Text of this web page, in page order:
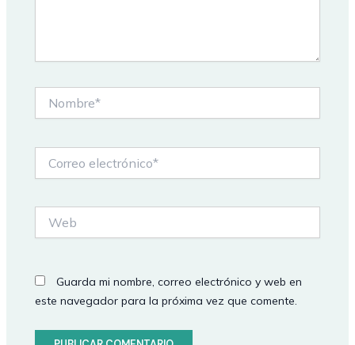
electrónico*
Guarda mi nombre, correo electrónico y web en
este navegador para la próxima vez que comente.